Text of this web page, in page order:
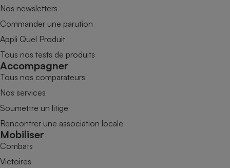
Nos newsletters
Commander une parution
Appli Quel Produit
Tous nos tests de produits
Accompagner
Tous nos comparateurs
Nos services
Soumettre un litige
Rencontrer une association locale
Mobiliser
Combats
Victoires